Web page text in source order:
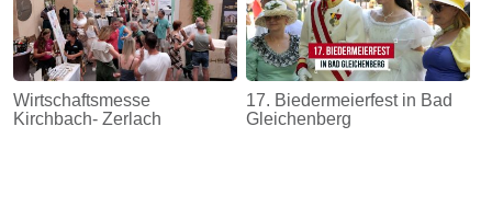
Wirtschaftsmesse
Kirchbach- Zerlach
17. Biedermeierfest in Bad
Gleichenberg